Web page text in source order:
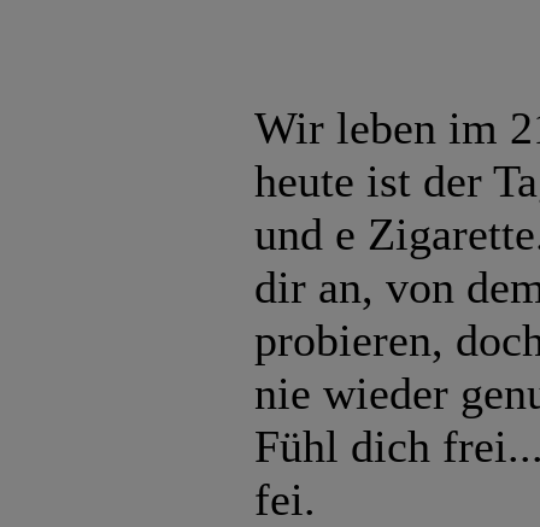
Wir leben im
heute ist der
und e
dir an, von
probieren,
nie wieder
Fühl dich
fei.